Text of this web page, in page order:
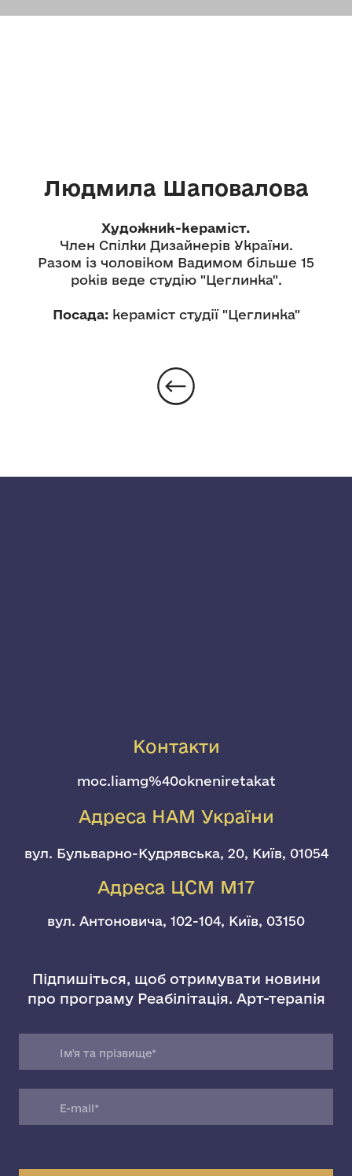
Людмила Шаповалова
Художник-кераміст.
Член Спілки Дизайнерів України.
Разом із чоловіком Вадимом більше 15
років веде студію "Цеглинка".
Посада:кераміст студії "Цеглинка"
Контакти
moc.liamg%40okneniretakat
Адреса НАМ України
вул. Бульварно-Кудрявська, 20, Київ, 01054
Адреса ЦСМ М17
вул. Антоновича, 102-104, Київ, 03150
Підпишіться, щоб отримувати новини
про програму Реабілітація. Арт-терапія